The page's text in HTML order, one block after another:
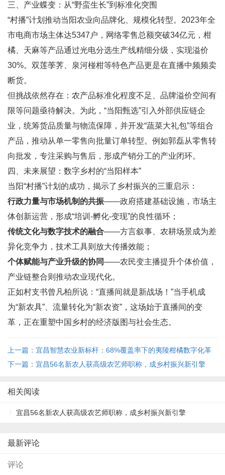
三、产业蝶变：从“野蛮生长”到标准化突围
“村播”计划推动当阳农业向品牌化、规模化转型。2023年全
市电商市场主体达5347户，网络零售总额突破34亿元，柑
橘、天麻等产品通过光电分选生产线精细分级，实现溢价
30%。双莲荸荠、泉河椪柑等特色产品更是在直播中频频卖
断货。
但挑战依然存在：农产品标准化程度不足、品牌溢价空间有
限等问题亟待解决。为此，“当阳甄选”引入外部供应链企
业，统筹货品质量与物流保障，并开发“蔬菜大礼包”等组合
产品，推动从单一零售向批量订单转型。例如郭磊从零售转
向批发，专注采购与售后，形成产销分工的产业闭环。
四、未来展望：数字乡村的“当阳样本”
当阳“村播”计划的成功，揭示了乡村振兴的三重启示：
行政力量与市场机制的共振——政府搭建基础设施，市场主
体创新运营，形成“培训-孵化-变现”的良性循环；
传统文化与数字技术的融合——方言叙事、农耕场景成为差
异化竞争力，技术工具则放大传播效能；
个体赋能与产业升级的协同——农民变主播提升个体价值，
产业链整合则推动农业现代化。
正如村支书曾凡柏所说：“直播间就是新战场！”当手机成
为“新农具”、流量转化为“新农资”，这场始于直播间的变
革，正在重塑中国乡村的经济版图与社会生态。
上一篇：宜昌智慧农业新标杆：68%覆盖率下的夷陵柑橘数字化革
命
下一篇：宜昌56名新农人获高级农艺师职称，成乡村振兴新引擎
相关阅读
宜昌56名新农人获高级农艺师职称，成乡村振兴新引擎
最新评论